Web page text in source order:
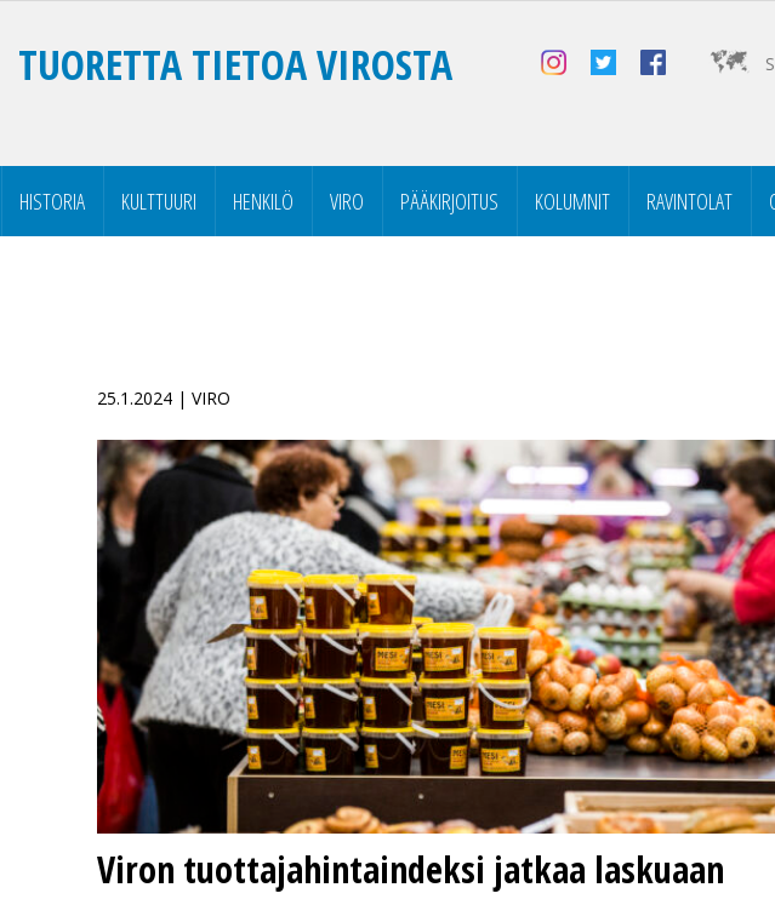
TUORETTA TIETOA VIROSTA
HISTORIA KULTTUURI HENKILÖ VIRO PÄÄKIRJOITUS KOLUMNIT RAVINTOLAT
25.1.2024 | VIRO
Viron tuottajahintaindeksi jatkaa laskuaan